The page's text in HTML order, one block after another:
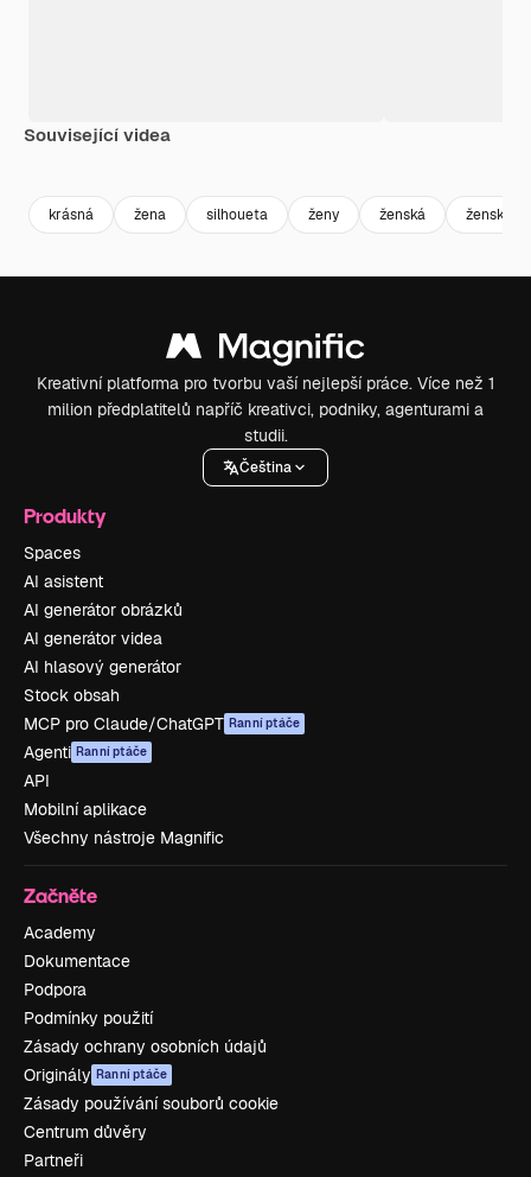
Související videa
krásná žena silhoueta ženy ženská ženský
Kreativní platforma pro tvorbu vaší nejlepší práce. Více než 1
milion předplatitelů napříč kreativci, podniky, agenturami a
studii.
Čeština
Produkty
Spaces
AI asistent
AI generátor obrázků
AI generátor videa
AI hlasový generátor
Stock obsah
MCP pro Claude/ChatGPT Ranní ptáče
Agenti Ranní ptáče
API
Mobilní aplikace
Všechny nástroje Magnific
Začněte
Academy
Dokumentace
Podpora
Podmínky použití
Zásady ochrany osobních údajů
Originály Ranní ptáče
Zásady používání souborů cookie
Centrum důvěry
Partneři